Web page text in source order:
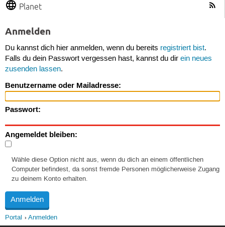
Planet
Anmelden
Du kannst dich hier anmelden, wenn du bereits registriert bist.
Falls du dein Passwort vergessen hast, kannst du dir ein neues
zusenden lassen.
Benutzername oder Mailadresse:
Passwort:
Angemeldet bleiben:
Wähle diese Option nicht aus, wenn du dich an einem öffentlichen
Computer befindest, da sonst fremde Personen möglicherweise Zugang
zu deinem Konto erhalten.
Portal Anmelden